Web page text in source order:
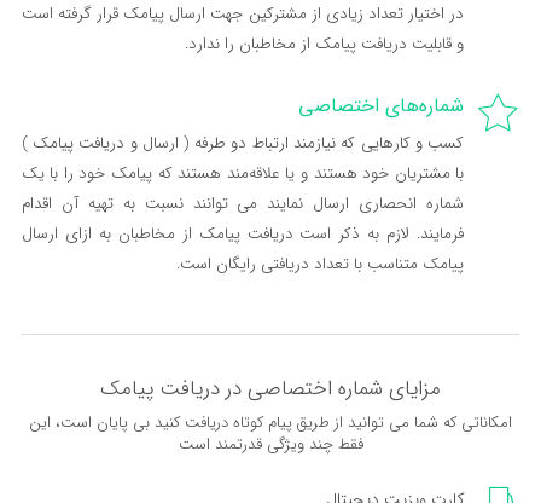
در اختیار تعداد زیادی از مشترکین جهت ارسال پیامک قرار گرفته است
و قابلیت دریافت پیامک از مخاطبان را ندارد.
شماره‌های اختصاصی
کسب و کارهایی که نیازمند ارتباط دو طرفه ( ارسال و دریافت پیامک )
با مشتریان خود هستند و یا علاقه‌مند هستند که پیامک خود را با یک
شماره انحصاری ارسال نمایند می توانند نسبت به تهیه آن اقدام
فرمایند. لازم به ذکر است دریافت پیامک از مخاطبان به ازای ارسال
پیامک متناسب با تعداد دریافتی رایگان است.
مزایای شماره اختصاصی در دریافت پیامک
امکاناتی که شما می توانید از طریق پیام کوتاه دریافت کنید بی پایان است، این
فقط چند ویژگی قدرتمند است